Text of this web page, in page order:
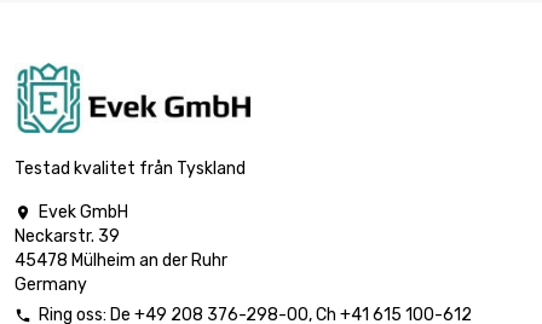
Testad kvalitet från Tyskland

Evek GmbH
Neckarstr. 39
45478 Mülheim an der Ruhr
Germany
 Ring oss: De +49 208 376-298-00, Ch +41 615 100-612